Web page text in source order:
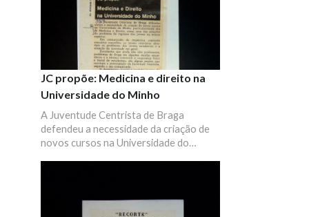
JC propõe: Medicina e direito na
Universidade do Minho
A Juventude Centrista de Braga
defendeu a necessidade da criação de
novos cursos na Universidade do